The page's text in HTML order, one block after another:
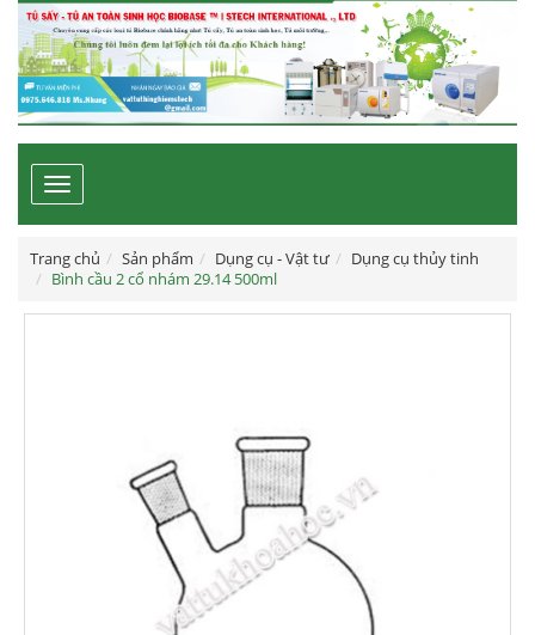
Toggle
navigation
Trang chủ Sản phẩm Dụng cụ - Vật tư
Dụng cụ thủy tinh
Bình cầu 2 cổ nhám 29.14 500ml